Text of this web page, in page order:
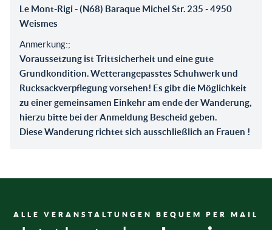
Le Mont-Rigi - (N68) Baraque Michel Str. 235 - 4950
Weismes
Anmerkung:;
Voraussetzung ist Trittsicherheit und eine gute
Grundkondition. Wetterangepasstes Schuhwerk und
Rucksackverpflegung vorsehen! Es gibt die Möglichkeit
zu einer gemeinsamen Einkehr am ende der Wanderung,
hierzu bitte bei der Anmeldung Bescheid geben.
Diese Wanderung richtet sich ausschließlich an Frauen !
ALLE VERANSTALTUNGEN BEQUEM PER MAIL